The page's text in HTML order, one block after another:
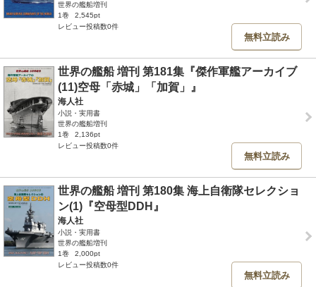
世界の艦船増刊
1巻
2,545pt
レビュー投稿数0件
無料立読み
世界の艦船 増刊 第181集『傑作軍艦アーカイブ
(11)空母「赤城」「加賀」』
海人社
小説・実用書
世界の艦船増刊
1巻
2,136pt
レビュー投稿数0件
無料立読み
世界の艦船 増刊 第180集 海上自衛隊セレクショ
ン(1)『空母型DDH』
海人社
小説・実用書
世界の艦船増刊
1巻
2,000pt
レビュー投稿数0件
無料立読み